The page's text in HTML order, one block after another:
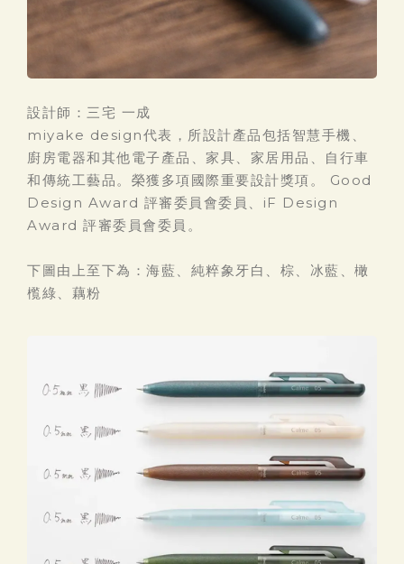
設計師：三宅 一成
miyake design代表，所設計產品包括智慧手機、
廚房電器和其他電子產品、家具、家居用品、自行車
和傳統工藝品。榮獲多項國際重要設計獎項。 Good
Design Award 評審委員會委員、iF Design
Award 評審委員會委員。
下圖由上至下為：海藍、純粹象牙白、棕、冰藍、橄
㰖綠、藕粉